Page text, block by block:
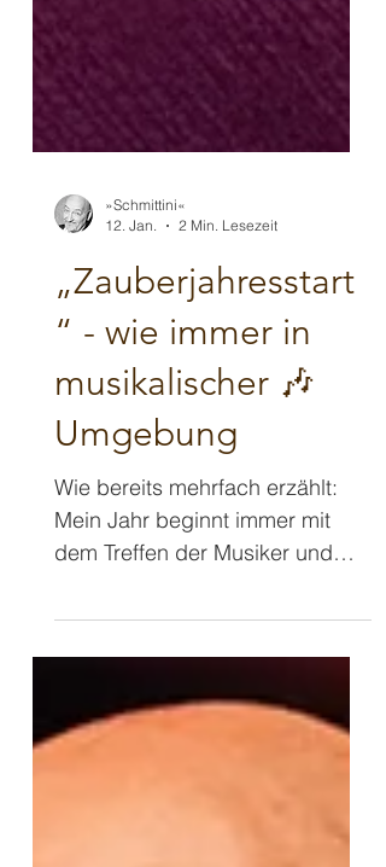
12. Jan.
2 Min. Lesezeit
„Zauberjahresstart
“ - wie immer in
musikalischer 🎶
Umgebung
Wie bereits mehrfach erzählt:
Mein Jahr beginnt immer mit
christlichen und kirchlichen
Musikszene. Dieses Treffen zum
Auftakt des Jahres ist für mich
Tradition und ich gehöre dieser